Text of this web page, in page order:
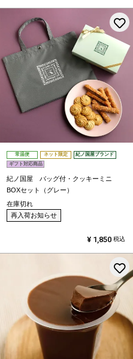
お気に入りに登録する
常温便 ネット限定
紀ノ国屋ブランド
ギフト対応商品
紀ノ国屋 バッグ付・クッキーミニ
BOXセット（グレー）
在庫切れ
再入荷お知らせ
¥ 1,850 税込